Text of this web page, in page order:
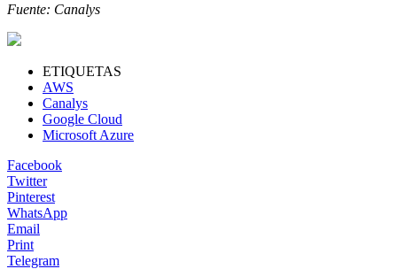
Fuente: Canalys
ETIQUETAS
AWS
Canalys
Google Cloud
Microsoft Azure
Facebook
Twitter
Pinterest
WhatsApp
Email
Print
Telegram